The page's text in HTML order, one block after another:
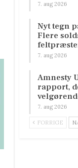
7. aug 2026
Nyt tegn
Flere
7. aug 2026
Amnesty
rapport,
7. aug 2026
FORRIGE